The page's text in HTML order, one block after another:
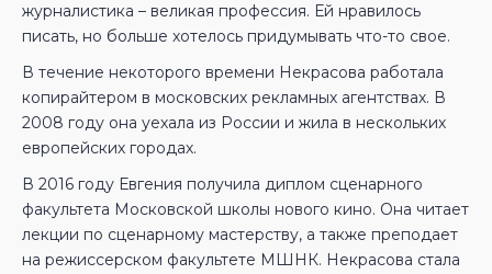
журналистика – великая профессия. Ей нравилось
писать, но больше хотелось придумывать что-то свое.
В течение некоторого времени Некрасова работала
копирайтером в московских рекламных агентствах. В
2008 году она уехала из России и жила в нескольких
европейских городах.
В 2016 году Евгения получила диплом сценарного
факультета Московской школы нового кино. Она читает
лекции по сценарному мастерству, а также преподает
на режиссерском факультете МШНК. Некрасова стала